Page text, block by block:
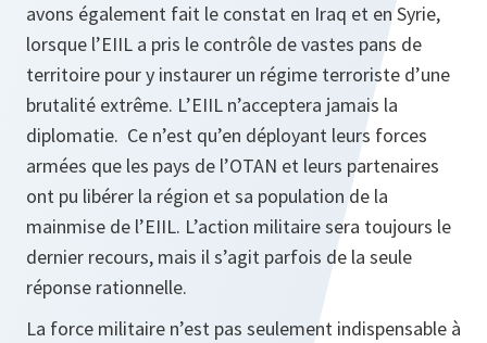
avons également fait le constat en Iraq et en Syrie,
lorsque l’EIIL a pris le contrôle de vastes pans de
territoire pour y instaurer un régime terroriste d’une
brutalité extrême. L’EIIL n’acceptera jamais la
diplomatie. Ce n’est qu’en déployant leurs forces
armées que les pays de l’OTAN et leurs partenaires
ont pu libérer la région et sa population de la
mainmise de l’EIIL. L’action militaire sera toujours le
dernier recours, mais il s’agit parfois de la seule
réponse rationnelle.
La force militaire n’est pas seulement indispensable à